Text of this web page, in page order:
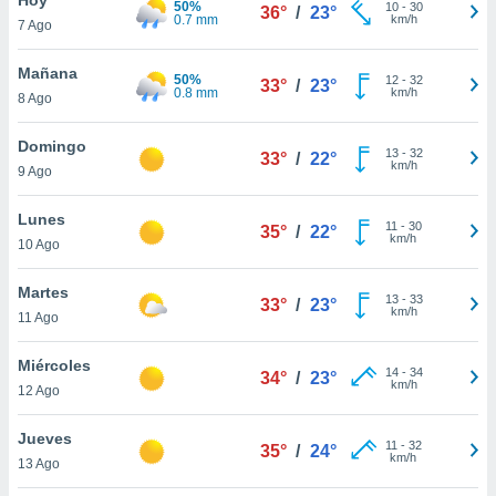
y
en
más
de
7 Ago
50%
0.7 mm
36° / 23° 10- 30
km/h
Mañana
8 Ago
50%
0.8 mm
33° / 23° 12- 32
km/h
Domingo
9 Ago
33° / 22° 13- 32
km/h
Lunes
10 Ago
35° / 22° 11 - 30
km/h
Martes
11 Ago
33° / 23° 13- 33
km/h
Miércoles
12 Ago
34° / 23° 14- 34
km/h
Jueves
13 Ago
35° / 24° 11 - 32
km/h